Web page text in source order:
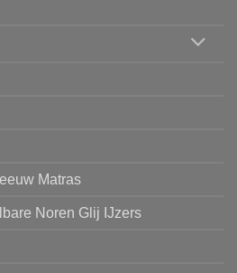
Matras
Noren Glij IJzers